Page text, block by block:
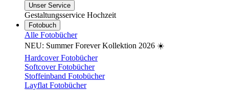
Unser Service
Gestaltungsservice Hochzeit
Fotobuch
Alle Fotobücher
NEU: Summer Forever Kollektion 2026 ☀️
Hardcover Fotobücher
Softcover Fotobücher
Stoffeinband Fotobücher
Layflat Fotobücher